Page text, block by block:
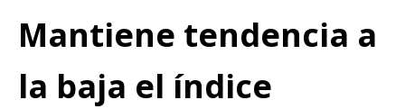
Mantiene tendencia a
la baja el índice